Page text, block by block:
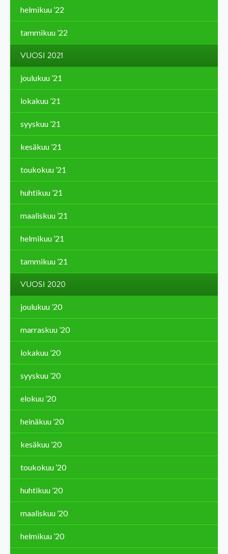
helmikuu ’22
tammikuu ’22
VUOSI 2021
joulukuu ’21
lokakuu ’21
syyskuu ’21
kesäkuu ’21
toukokuu ’21
huhtikuu ’21
maaliskuu ’21
helmikuu ’21
tammikuu ’21
VUOSI 2020
joulukuu ’20
marraskuu ’20
lokakuu ’20
syyskuu ’20
elokuu ’20
heinäkuu ’20
kesäkuu ’20
toukokuu ’20
huhtikuu ’20
maaliskuu ’20
helmikuu ’20